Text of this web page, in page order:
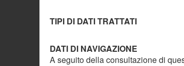
TIPI DI DATI TRATTATI
DATI DI NAVIGAZIONE
A seguito della consultazione di